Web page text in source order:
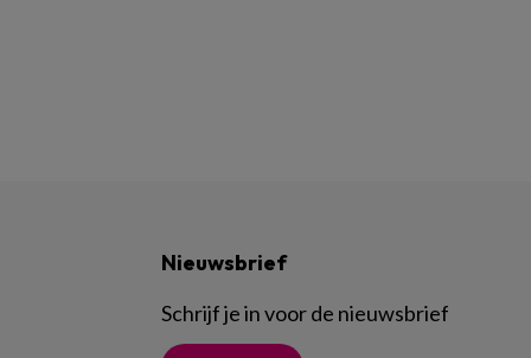
Nieuwsbrief
Schrijf je in voor de nieuwsbrief